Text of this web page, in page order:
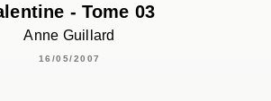
- Tome 03
Anne Guillard
16/05/2007